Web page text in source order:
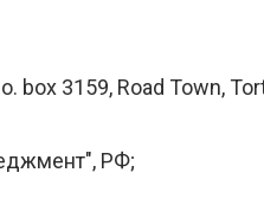
box 3159, Road Town,
РФ;